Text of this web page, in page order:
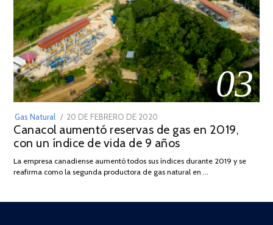
03
Gas Natural
POSTED
ON
20 DE FEBRERO DE 2020
DE
JULIO
2025
Canacol aumentó reservas de gas en 2019,
con un índice de vida de 9 años
La empresa canadiense aumentó todos sus índices durante 2019 y se
reafirma como la segunda productora de gas natural en …